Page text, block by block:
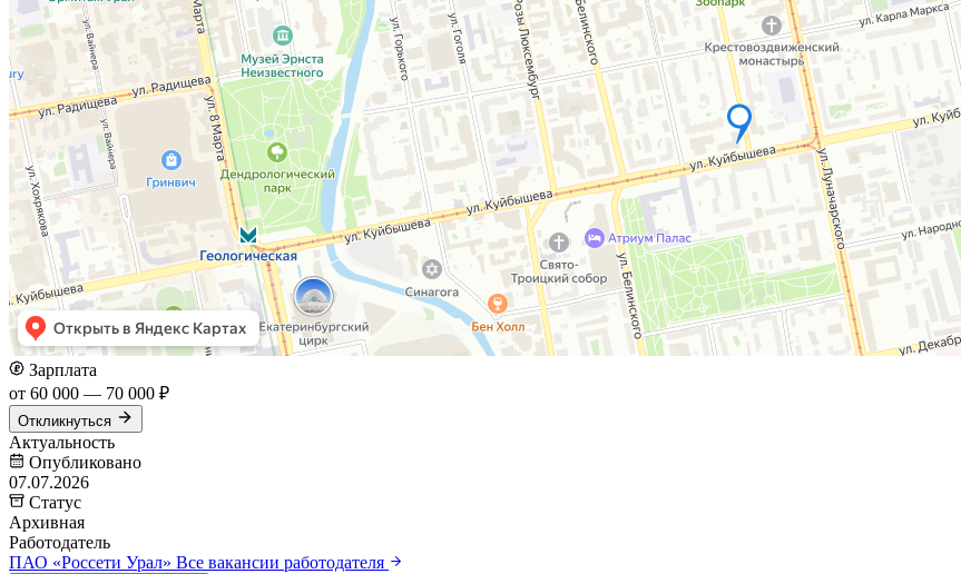
Зарплата
от 60 000 — 70 000 ₽
Откликнуться
Актуальность
Опубликовано
07.07.2026
Статус
Архивная
Работодатель
ПАО «Россети Урал» Все вакансии работодателя